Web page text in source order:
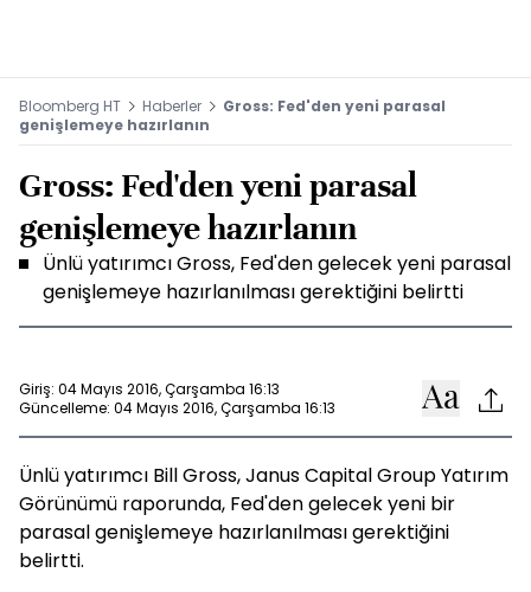
Bloomberg HT Haberler
Gross: Fed'den yeni parasal
genişlemeye hazırlanın
Gross: Fed'den yeni parasal
genişlemeye hazırlanın
Ünlü yatırımcı Gross, Fed'den gelecek yeni parasal
genişlemeye hazırlanılması gerektiğini belirtti
Giriş: 04 Mayıs 2016, Çarşamba 16:13
Güncelleme: 04 Mayıs 2016, Çarşamba 16:13
Ünlü yatırımcı Bill Gross, Janus Capital Group Yatırım
Görünümü raporunda, Fed'den gelecek yeni bir
parasal genişlemeye hazırlanılması gerektiğini
belirtti.